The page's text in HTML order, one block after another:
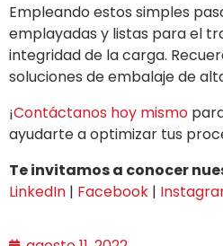
Empleando estos simples
emplayadas y listas para el
integridad de la carga.
soluciones de embalaje de
¡Contáctanos hoy mismo
ayudarte a optimizar tus
Te invitamos a conocer
LinkedIn | Facebook |